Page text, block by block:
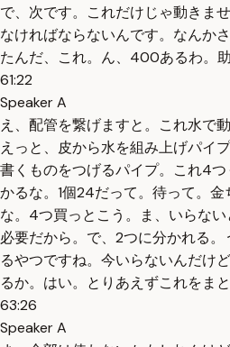
で、次です。これだけじゃ動きま
なければならないんです。なんか
たんだ、これ。ん、400あるわ。助
61:22
Speaker A
え、配管を繋げますと。これ水で
えっと、皮から水を組み上げパイ
書くものをつげるパイプ。これ4
かるな。1個24だって。待って。
な。4つ買っとこう。ま、いらな
必要だから。で、2つに分かれる
るやつですね。今いらないんだけ
るか。はい。とりあえずこれをま
63:26
Speaker A